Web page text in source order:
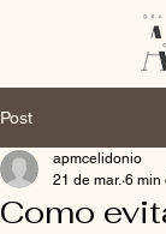
Post
Como
apmcelidonio
21 de mar. 6 min